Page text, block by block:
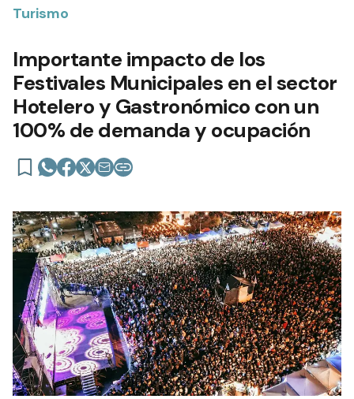
Turismo
Importante impacto de los
Festivales Municipales en el sector
Hotelero y Gastronómico con un
100% de demanda y ocupación